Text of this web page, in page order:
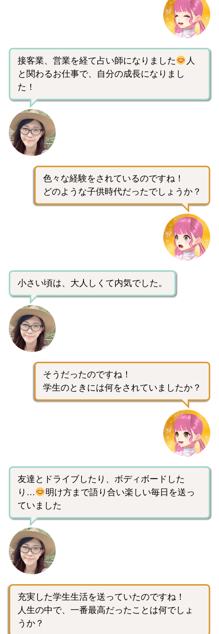
接客業、営業を経て占い師になりました
人
と関わるお仕事で、自分の成長になりまし
た！
色々な経験をされているのですね！
どのような子供時代だったでしょうか？
小さい頃は、大人しくて内気でした。
そうだったのですね！
学生のときには何をされていましたか？
友達とドライブしたり、ボディボードした
り…
明け方まで語り合い楽しい毎日を送っ
ていました
充実した学生生活を送っていたのですね！
人生の中で、一番最高だったことは何でしょ
うか？